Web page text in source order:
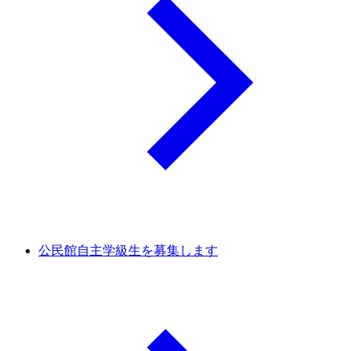
公民館自主学級生を募集します